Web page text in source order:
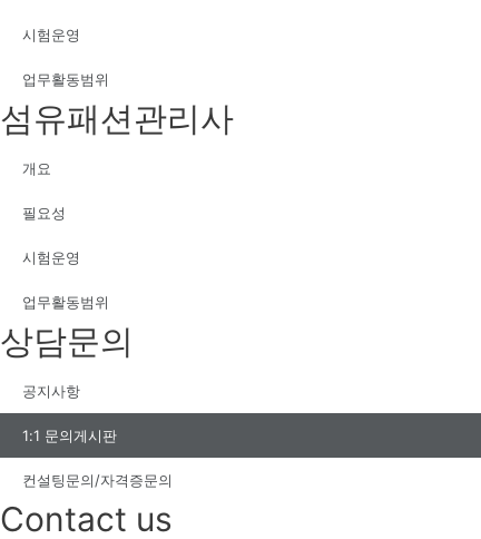
시험운영
업무활동범위
섬유패션관리사
개요
필요성
시험운영
업무활동범위
상담문의
공지사항
1:1 문의게시판
컨설팅문의/자격증문의
Contact us